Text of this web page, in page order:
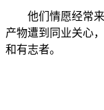
他们情愿经常来
产物遭到同业关心
和有志者。